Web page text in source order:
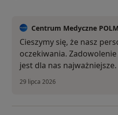
Centrum Medyczne
Cieszymy się, że nasz
oczekiwania.
jest dla nas
29 lipca 2026